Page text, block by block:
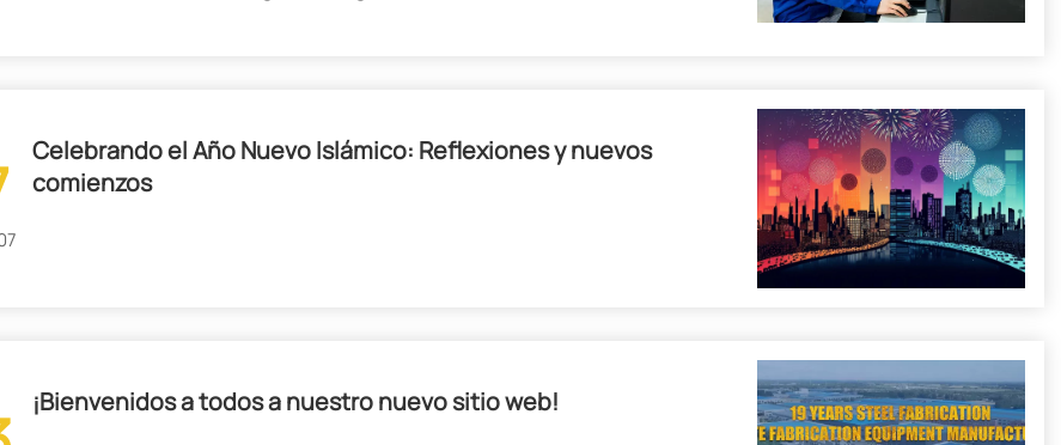
Celebrando el Año Nuevo Islámico: Reflexiones y nuevos
comienzos
¡Bienvenidos a todos a nuestro nuevo sitio web!